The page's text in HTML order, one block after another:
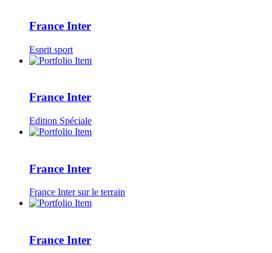
France Inter
Esprit sport
France Inter
Edition Spéciale
France Inter
France Inter sur le terrain
France Inter